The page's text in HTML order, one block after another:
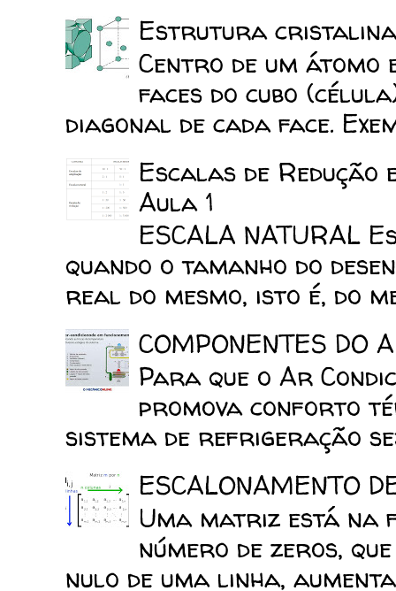
Estrutura cristalina
Centro de um átomo
faces do cubo
diagonal de cada face.
Escalas de
Aula 1
ESCALA
quando o tamanho do
real do mesmo, isto é, do
COMPONENTES DO
Para que o Ar
promova conforto
sistema de refrigeração
ESCALONAMENTO
Uma matriz está na
número de zeros,
nulo de uma linha,